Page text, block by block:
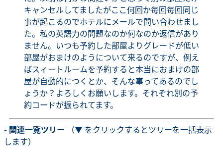
キャンセルしてましたがここ何回か毎回毎回同じ
事が起こるのでホテルにメールで問い合わせまし
た。私の英語力の問題なのか何なのか返信があり
ません。いつも予約した部屋よりグレードが低い
部屋がおまけのようについて来るのですが、例え
ばスィートルームを予約すると本当におまけの部
屋が自動的につくとか、そんな事ってあるのでし
ょうか？よろしくお願いします。それぞれ別の予
約コードが振られてます。
- 関連一覧ツリー （▼ をクリックするとツリーを一括表示
します）